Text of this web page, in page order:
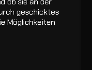
geschicktes
Möglichkeiten